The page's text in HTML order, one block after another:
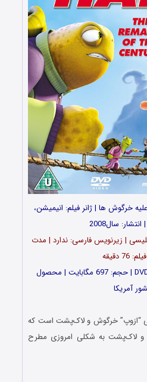
خرگوش ها | ژانر فیلم: انیمیشن،
| انتشار: سال2008
| زیرنویس فارسی: ندارد | مدت
76 دقیقه
فرمت: MKV | کیفیت: DVDRip | حجم: 697 مگابایت | محصول
آمریکا
“ازوپ” خرگوش و لاک‌پشت است که
و لاک‌پشت به شکلی امروزی مطرح